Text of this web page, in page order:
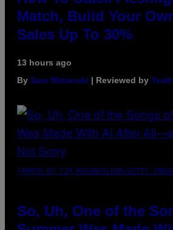
Match, Build Your
Sales Up To 30%
13 hours ago
By Sam Watanuki | Reviewed by
(PHOTO BY TIM MOSENFELDER/GETTY
So, Uh, One of the